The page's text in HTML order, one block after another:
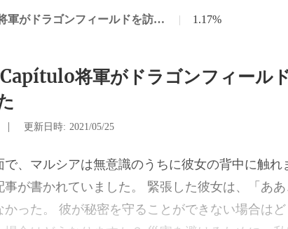
第48章Capítulo将軍がドラゴンフィールドを訪問しようとしていた | 1.17%
将軍がドラゴンフィール
| 更新日時: 2021/05/25
。 緊張した彼女は、「あ
かった。 彼が秘密を守ることができない場合はど